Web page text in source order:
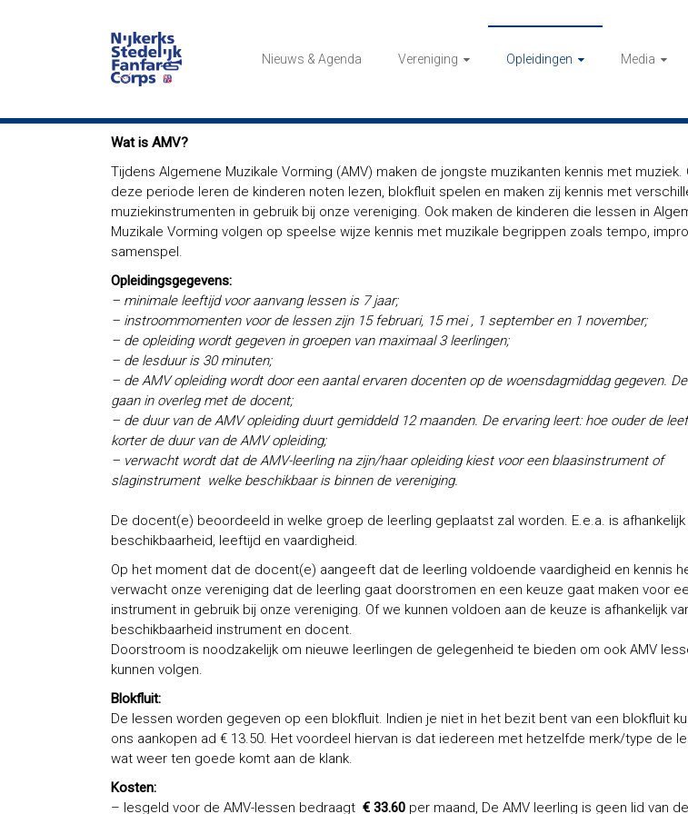
NSFC
Het
Corps
Nieuws & Agenda Vereniging Opleidingen Media
Wat is AMV?
Tijdens Algemene Muzikale Vorming (AMV) maken de jongste muzikanten kennis met muziek.
deze periode leren de kinderen noten lezen, blokfluit spelen en maken zij kennis met
muziekinstrumenten in gebruik bij onze vereniging. Ook maken de kinderen die lessen in
Muzikale Vorming volgen op speelse wijze kennis met muzikale begrippen zoals tempo,
samenspel.
Opleidingsgegevens:
– minimale leeftijd voor aanvang lessen is 7 jaar;
– instroommomenten voor de lessen zijn 15 februari, 15 mei , 1 september en 1 november;
– de opleiding wordt gegeven in groepen van maximaal 3 leerlingen;
– de lesduur is 30 minuten;
– de AMV opleiding wordt door een aantal ervaren docenten op de woensdagmiddag gegeven.
gaan in overleg met de docent;
– de duur van de AMV opleiding duurt gemiddeld 12 maanden. De ervaring leert: hoe ouder de
korter de duur van de AMV opleiding;
– verwacht wordt dat de AMV-leerling na zijn/haar opleiding kiest voor een blaasinstrument of
slaginstrument welke beschikbaar is binnen de vereniging.
De docent(e) beoordeeld in welke groep de leerling geplaatst zal worden. E.e.a. is afhankelijk
beschikbaarheid, leeftijd en vaardigheid.
Op het moment dat de docent(e) aangeeft dat de leerling voldoende vaardigheid en kennis
verwacht onze vereniging dat de leerling gaat doorstromen en een keuze gaat maken voor
instrument in gebruik bij onze vereniging. Of we kunnen voldoen aan de keuze is afhankelijk
beschikbaarheid instrument en docent.
Doorstroom is noodzakelijk om nieuwe leerlingen de gelegenheid te bieden om ook AMV
kunnen volgen.
Blokfluit:
De lessen worden gegeven op een blokfluit. Indien je niet in het bezit bent van een blokfluit
ons aankopen ad € 13.50. Het voordeel hiervan is dat iedereen met hetzelfde merk/type de
wat weer ten goede komt aan de klank.
Kosten:
– lesgeld voor de AMV-lessen bedraagt € 33.60 per maand, De AMV leerling is geen lid van